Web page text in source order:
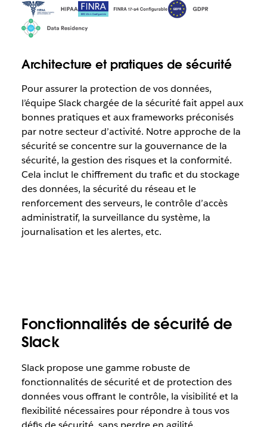
Architecture et pratiques de sécurité
Pour assurer la protection de vos données,
l’équipe Slack chargée de la sécurité fait appel aux
bonnes pratiques et aux frameworks préconisés
par notre secteur d’activité. Notre approche de la
sécurité se concentre sur la gouvernance de la
sécurité, la gestion des risques et la conformité.
Cela inclut le chiffrement du trafic et du stockage
des données, la sécurité du réseau et le
renforcement des serveurs, le contrôle d’accès
administratif, la surveillance du système, la
journalisation et les alertes, etc.
Fonctionnalités de sécurité de
Slack
Slack propose une gamme robuste de
fonctionnalités de sécurité et de protection des
données vous offrant le contrôle, la visibilité et la
flexibilité nécessaires pour répondre à tous vos